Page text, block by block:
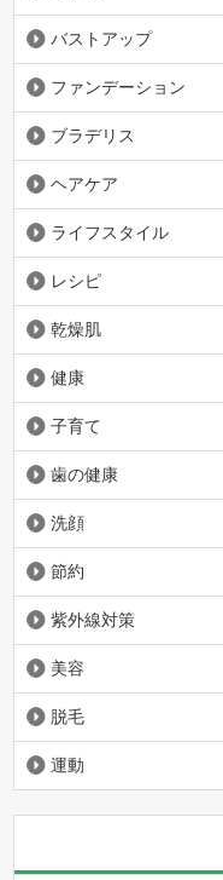
バストアップ
ファンデーション
ブラデリス
ヘアケア
ライフスタイル
レシピ
乾燥肌
健康
子育て
歯の健康
洗顔
節約
紫外線対策
美容
脱毛
運動